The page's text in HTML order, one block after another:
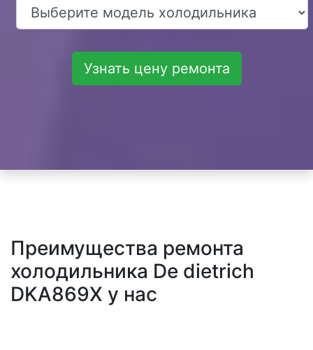
Узнать цену ремонта
Преимущества ремонта
холодильника De dietrich
DKA869X у нас